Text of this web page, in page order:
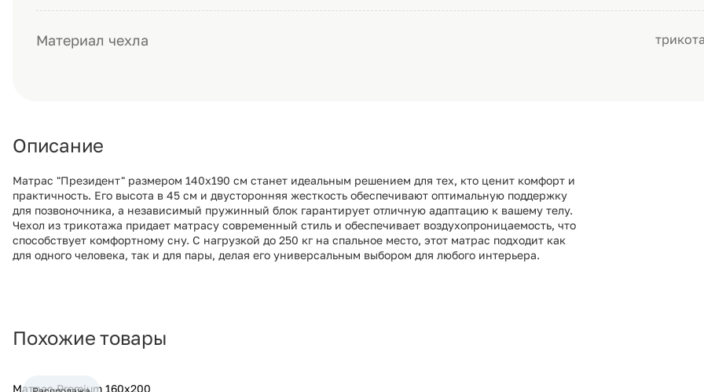
Материал чехла
Описание
Матрас "Президент" размером 140х190 см станет идеальным решением для тех, кто ценит комфорт и
практичность. Его высота в 45 см и двусторонняя жесткость обеспечивают оптимальную поддержку
для позвоночника, а независимый пружинный блок гарантирует отличную адаптацию к вашему телу.
Чехол из трикотажа придает матрасу современный стиль и обеспечивает воздухопроницаемость, что
способствует комфортному сну. С нагрузкой до 250 кг на спальное место, этот матрас подходит как
для одного человека, так и для пары, делая его универсальным выбором для любого интерьера.
Похожие товары
Матрас Premium 160х200